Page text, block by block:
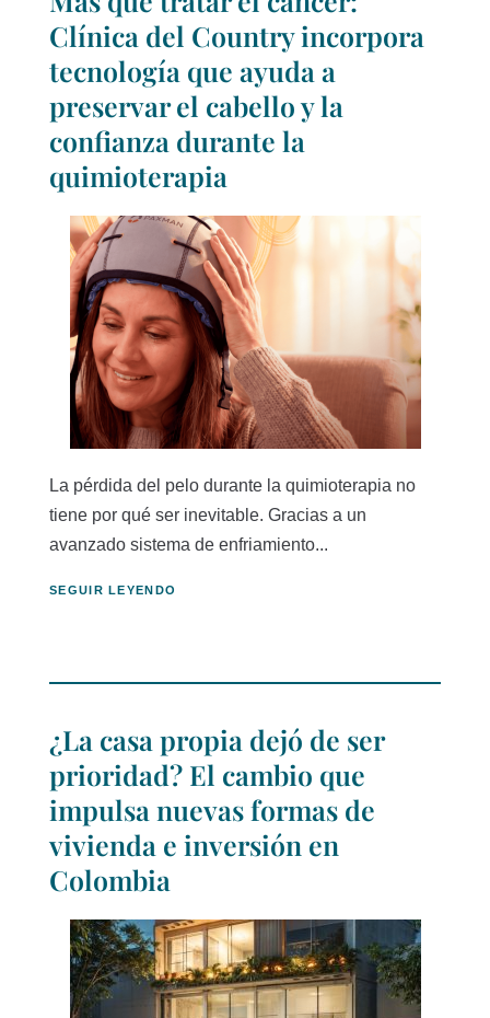
Clínica del Country incorpora
tecnología que ayuda a
preservar el cabello y la
confianza durante la
quimioterapia
La pérdida del pelo durante la quimioterapia no
tiene por qué ser inevitable. Gracias a un
avanzado sistema de enfriamiento...
SEGUIR LEYENDO
¿La casa propia dejó de ser
prioridad? El cambio que
impulsa nuevas formas de
vivienda e inversión en
Colombia